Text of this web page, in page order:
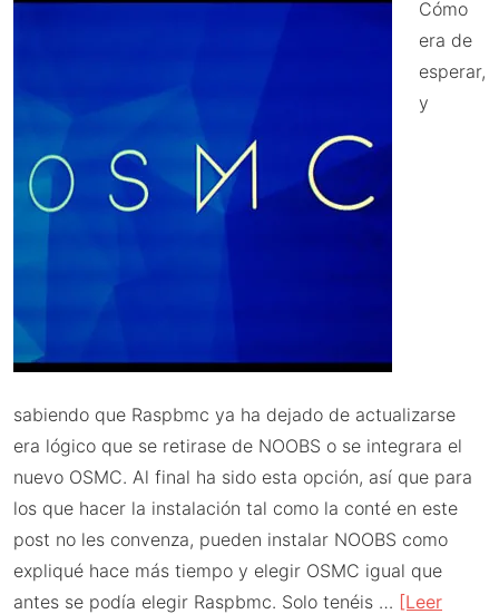
Cómo
era de
esperar,
y
sabiendo que Raspbmc ya ha dejado de actualizarse
era lógico que se retirase de NOOBS o se integrara el
nuevo OSMC. Al final ha sido esta opción, así que para
los que hacer la instalación tal como la conté en este
post no les convenza, pueden instalar NOOBS como
expliqué hace más tiempo y elegir OSMC igual que
antes se podía elegir Raspbmc. Solo tenéis … [Leer